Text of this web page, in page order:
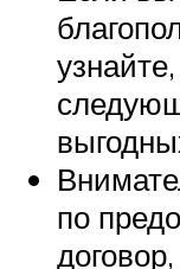
по